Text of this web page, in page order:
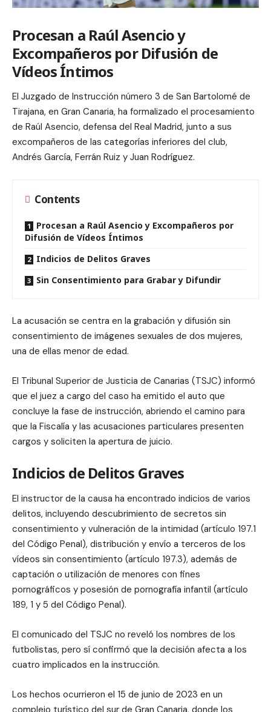
Procesan a Raúl Asencio y
Excompañeros por Difusión de
Vídeos Íntimos
El Juzgado de Instrucción número 3 de San Bartolomé de
Tirajana, en Gran Canaria, ha formalizado el procesamiento
de Raúl Asencio, defensa del Real Madrid, junto a sus
excompañeros de las categorías inferiores del club,
Andrés García, Ferrán Ruiz y Juan Rodríguez.
Contents
Procesan a Raúl Asencio y Excompañeros por
Difusión de Vídeos Íntimos
Indicios de Delitos Graves
Sin Consentimiento para Grabar y Difundir
La acusación se centra en la grabación y difusión sin
consentimiento de imágenes sexuales de dos mujeres,
una de ellas menor de edad.
El Tribunal Superior de Justicia de Canarias (TSJC) informó
que el juez a cargo del caso ha emitido el auto que
concluye la fase de instrucción, abriendo el camino para
que la Fiscalía y las acusaciones particulares presenten
cargos y soliciten la apertura de juicio.
Indicios de Delitos Graves
El instructor de la causa ha encontrado indicios de varios
delitos, incluyendo descubrimiento de secretos sin
consentimiento y vulneración de la intimidad (artículo 197.1
del Código Penal), distribución y envío a terceros de los
vídeos sin consentimiento (artículo 197.3), además de
captación o utilización de menores con fines
pornográficos y posesión de pornografía infantil (artículo
189, 1 y 5 del Código Penal).
El comunicado del TSJC no reveló los nombres de los
futbolistas, pero sí confirmó que la decisión afecta a los
cuatro implicados en la instrucción.
Los hechos ocurrieron el 15 de junio de 2023 en un
complejo turístico del sur de Gran Canaria, donde los